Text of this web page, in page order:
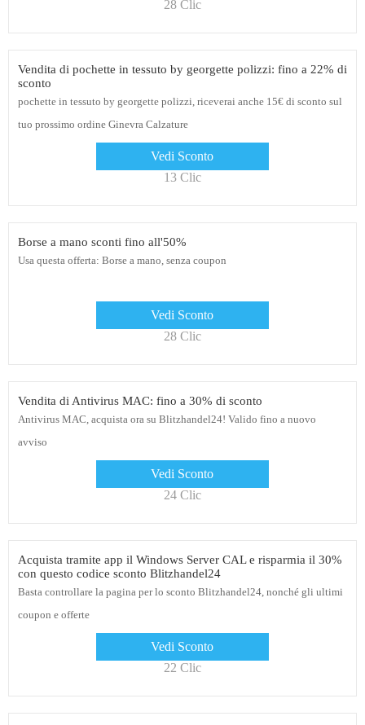
28 Clic
Vendita di pochette in tessuto by georgette polizzi: fino a 22% di
sconto
pochette in tessuto by georgette polizzi, riceverai anche 15€ di sconto sul
tuo prossimo ordine Ginevra Calzature
Vedi Sconto
13 Clic
Borse a mano sconti fino all'50%
Usa questa offerta: Borse a mano, senza coupon
Vedi Sconto
28 Clic
Vendita di Antivirus MAC: fino a 30% di sconto
Antivirus MAC, acquista ora su Blitzhandel24! Valido fino a nuovo
avviso
Vedi Sconto
24 Clic
Acquista tramite app il Windows Server CAL e risparmia il 30%
con questo codice sconto Blitzhandel24
Basta controllare la pagina per lo sconto Blitzhandel24, nonché gli ultimi
coupon e offerte
Vedi Sconto
22 Clic